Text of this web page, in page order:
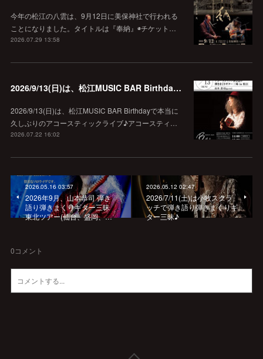
今年の松江の八雲は、9月12日に美保神社で行われる
ことになりました。タイトルは『奉納』◉チケット…
2026.07.29 13:58
2026/9/13(日)は、松江MUSIC BAR Birthdayでアコースティック弾き語り弾きまくりギター三昧♪
2026/9/13(日)は、松江MUSIC BAR Birthdayで本当に
久しぶりのアコースティックライブ♪アコースティ…
2026.07.22 16:02
2026.05.16 03:57
2026年9月、山本恭司 弾き
語り弾きまくりギター三昧
東北ツアー(仙台、盛岡、…
2026.05.12 02:47
2026/7/11(土)は小牧スクラ
ッチで弾き語り弾きまくりギ
ター三昧♪
0コメント